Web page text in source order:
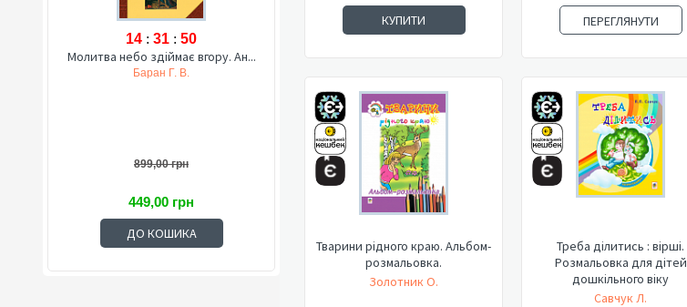
14 : 31 : 49
Молитва небо здіймає вгору. Ан...
Баран Г. В.
899,00 грн
449,00 грн
ДО КОШИКА
КУПИТИ ПЕРЕГЛЯНУТИ
Тварини рідного краю. Альбом-
розмальовка.
Золотник О.
Треба ділитись : вірші.
Розмальовка для дітей
дошкільного віку
Савчук Л.